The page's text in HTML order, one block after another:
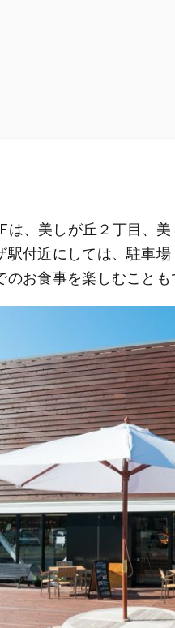
は、美しが丘２丁目、
駅付近にしては、駐車
お食事を楽しむことも